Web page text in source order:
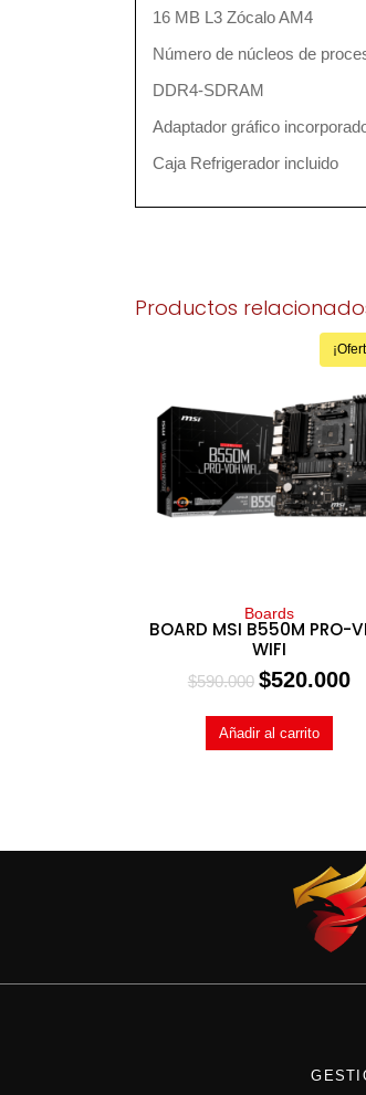
16 MB L3 Zócalo AM4
Número de núcleos de
DDR4-SDRAM
Adaptador gráfico
Caja Refrigerador incluido
Productos
Boards
BOARD MSI B550M PRO-
WIFI
$590.000 $520.000
Añadir al carrito